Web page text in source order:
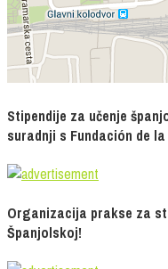
Stipendije za učenje
suradnji s Fundación de
Organizacija prakse za
Španjolskoj!